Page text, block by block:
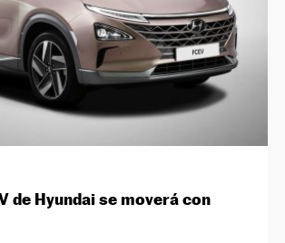
de Hyundai se moverá con